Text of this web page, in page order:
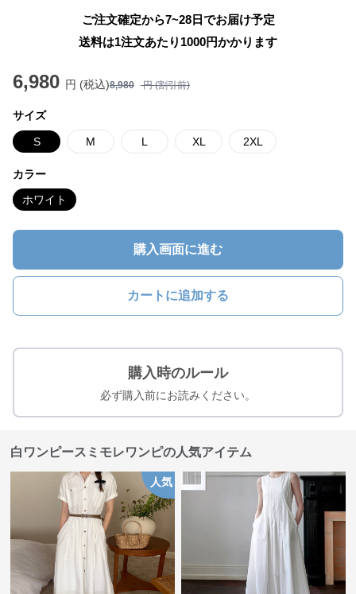
ご注文確定から7~28日でお届け予定
送料は1注文あたり 1000円かかります
6,980 円 (税込)8,980 円 (割引前)
サイズ
S M L XL 2XL
カラー
ホワイト
購入画面に進む
カートに追加する
購入時のルール
必ず購入前にお読みください。
白ワンピースミモレワンピの人気アイテム
人気